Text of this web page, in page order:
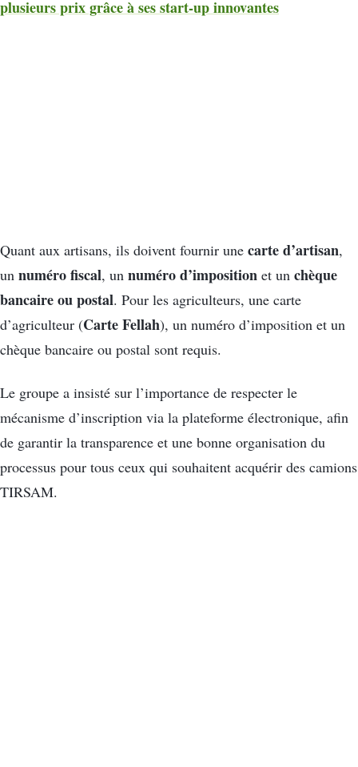
plusieurs prix grâce à ses start-up innovantes
Quant aux artisans, ils doivent fournir une carte d’artisan,
un numéro fiscal, un numéro d’imposition et un chèque
bancaire ou postal. Pour les agriculteurs, une carte
d’agriculteur (Carte Fellah), un numéro d’imposition et un
chèque bancaire ou postal sont requis.
Le groupe a insisté sur l’importance de respecter le
mécanisme d’inscription via la plateforme électronique, afin
de garantir la transparence et une bonne organisation du
processus pour tous ceux qui souhaitent acquérir des camions
TIRSAM.